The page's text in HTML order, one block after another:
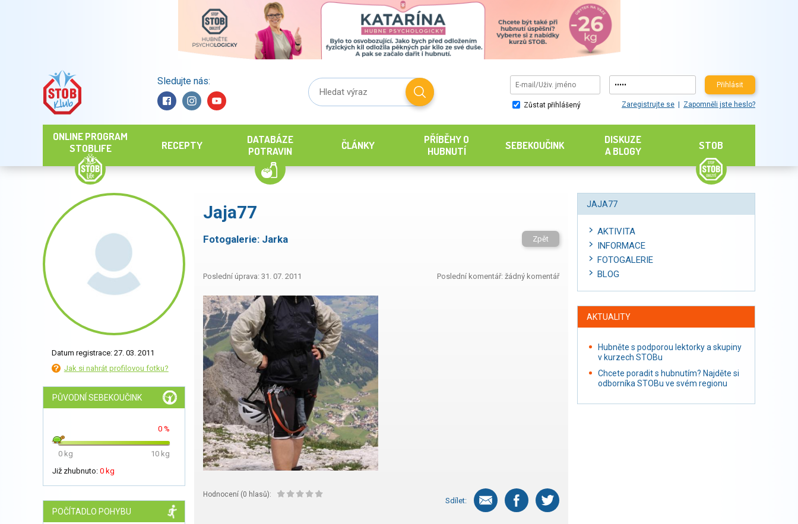
Sledujte nás: Přihlásit
Zůstat přihlášený Zaregistrujte se Zapomněli jste heslo?
ONLINE PROGRAM
STOBLIFE
RECEPTY
DATABÁZE
POTRAVIN
ČLÁNKY
PŘÍBĚHY O
HUBNUTÍ
SEBEKOUČINK
DISKUZE
A BLOGY
STOB
Datum registrace: 27. 03. 2011
Jak si nahrát profilovou fotku?
PŮVODNÍ SEBEKOUČINK
0 %
0 kg
10 kg
Již zhubnuto: 0 kg
POČÍTADLO POHYBU
Jaja77
Fotogalerie: Jarka Zpět
Poslední úprava: 31. 07. 2011 Poslední komentář: žádný komentář
Hodnocení (0 hlasů):
Sdílet:
JAJA77
AKTIVITA
INFORMACE
FOTOGALERIE
BLOG
AKTUALITY
Hubněte s podporou lektorky a skupiny
v kurzech STOBu
Chcete poradit s hubnutím? Najděte si
odborníka STOBu ve svém regionu